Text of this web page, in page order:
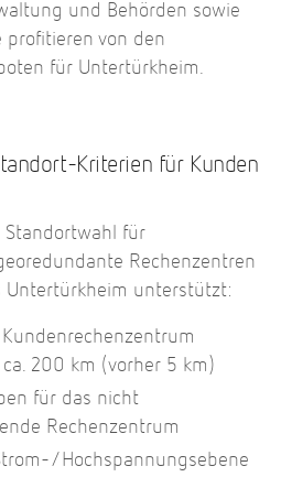
und Behörden sowie
profitieren von den
für Untertürkheim.
Kriterien für Kunden
Standortwahl für
Rechenzentren
Untertürkheim unterstützt:
200 km (vorher 5 km)
für das nicht
Rechenzentrum
Hochspannungsebene